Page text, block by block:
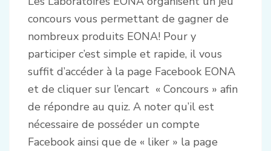
concours vous permettant de gagner de
nombreux produits EONA! Pour y
participer c’est simple et rapide, il vous
suffit d’accéder à la page Facebook EONA
et de cliquer sur l’encart « Concours » afin
de répondre au quiz. A noter qu’il est
nécessaire de posséder un compte
Facebook ainsi que de « liker » la page